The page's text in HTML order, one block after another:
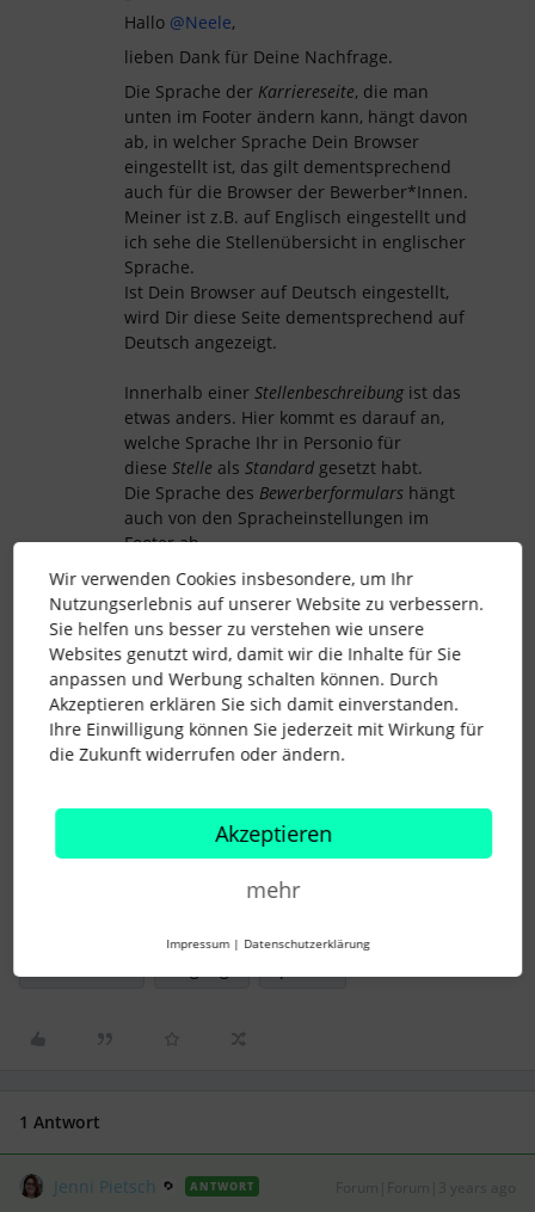
Hallo @Neele,
lieben Dank für Deine Nachfrage.
Die Sprache der Karriereseite, die man
unten im Footer ändern kann, hängt davon
ab, in welcher Sprache Dein Browser
eingestellt ist, das gilt dementsprechend
auch für die Browser der Bewerber*Innen.
Meiner ist z.B. auf Englisch eingestellt und
ich sehe die Stellenübersicht in englischer
Sprache.
Ist Dein Browser auf Deutsch eingestellt,
wird Dir diese Seite dementsprechend auf
Deutsch angezeigt.
Innerhalb einer Stellenbeschreibung ist das
etwas anders. Hier kommt es darauf an,
welche Sprache Ihr in Personio für
diese Stelle als Standard gesetzt habt.
Die Sprache des Bewerberformulars hängt
auch von den Spracheinstellungen im
Footer ab.
Ich habe Dir als zusätzliche Info gern noch
unseren Helpcenter-Artikel “Personio-
Karriereseite: Handhabung von Sprachen
herausgesucht, da findest Du noch einmal
ausführlichere Erklärungen zu den
beschriebenen Funktionen. 😊
Ich wünsche Dir ein erholsames
LG Jenni
1 Antwort
Jenni Pietsch ANTWORT
Wir verwenden Cookies insbesondere, um Ihr
Nutzungserlebnis auf unserer Website zu verbessern.
Sie helfen uns besser zu verstehen wie unsere
Websites genutzt wird, damit wir die Inhalte für Sie
anpassen und Werbung schalten können. Durch
Akzeptieren erklären Sie sich damit einverstanden.
Ihre Einwilligung können Sie jederzeit mit Wirkung für
die Zukunft widerrufen oder ändern.
Akzeptieren
mehr
Impressum | Datenschutzerklärung